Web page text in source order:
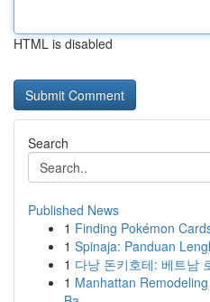
HTML is disabled
Search
Published News
1 Finding Pokémon
1 Spinaja: Panduan
1 다낭 돈키호테: 베트남
1 Manhattan